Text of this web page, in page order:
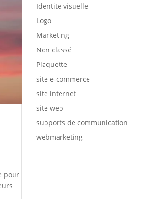
pour
Identité visuelle
Logo
Marketing
Non classé
Plaquette
site e-commerce
site internet
site web
supports de communication
webmarketing